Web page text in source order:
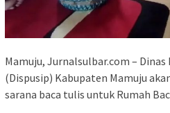
Mamuju, Jurnalsulbar.com –
(Dispusip) Kabupaten Mamuju
sarana baca tulis untuk Rumah